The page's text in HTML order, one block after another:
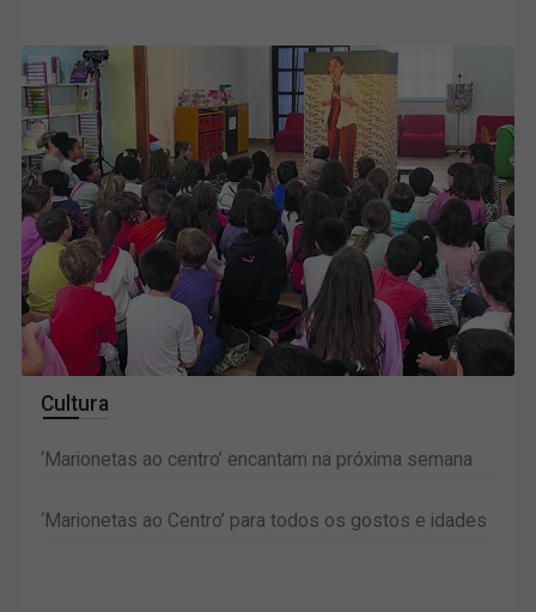
Cultura
‘Marionetas ao centro’ encantam na próxima semana
‘Marionetas ao Centro’ para todos os gostos e idades